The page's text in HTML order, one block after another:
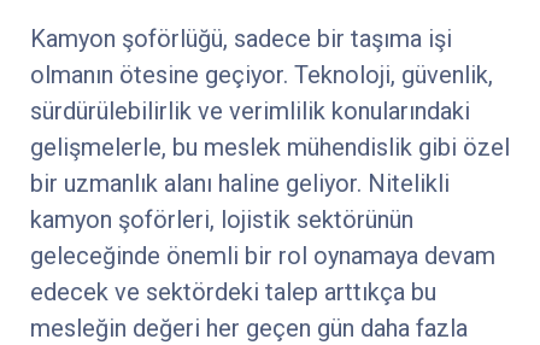
Kamyon şoförlüğü, sadece bir taşıma işi
olmanın ötesine geçiyor. Teknoloji, güvenlik,
sürdürülebilirlik ve verimlilik konularındaki
gelişmelerle, bu meslek mühendislik gibi özel
bir uzmanlık alanı haline geliyor. Nitelikli
kamyon şoförleri, lojistik sektörünün
geleceğinde önemli bir rol oynamaya devam
edecek ve sektördeki talep arttıkça bu
mesleğin değeri her geçen gün daha fazla